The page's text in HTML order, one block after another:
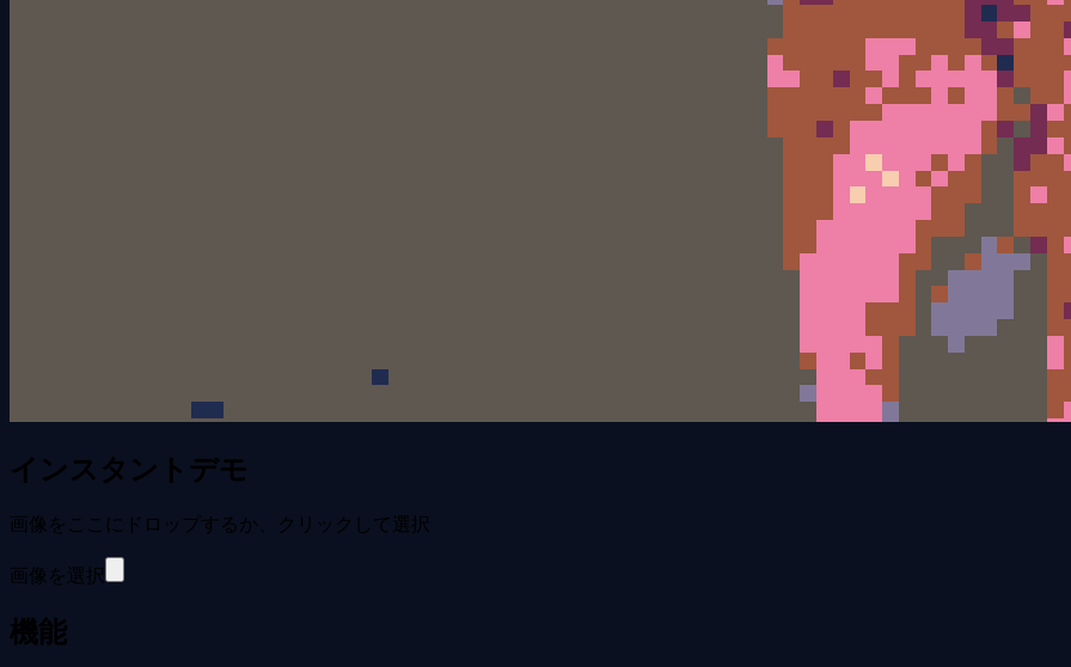
インスタントデモ
画像をここにドロップするか、クリックして選択
画像を選択
機能